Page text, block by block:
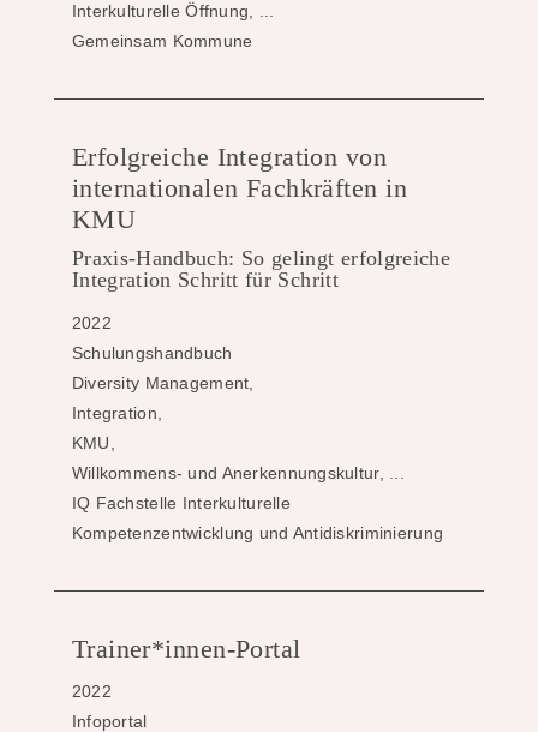
Interkulturelle Öffnung, ...
Gemeinsam Kommune
Erfolgreiche Integration von
internationalen Fachkräften in
KMU
Praxis-Handbuch: So gelingt erfolgreiche
Integration Schritt für Schritt
2022
Schulungshandbuch
Diversity Management,
Integration,
KMU,
Willkommens- und Anerkennungskultur, ...
IQ Fachstelle Interkulturelle
Kompetenzentwicklung und Antidiskriminierung
Trainer*innen-Portal
2022
Infoportal